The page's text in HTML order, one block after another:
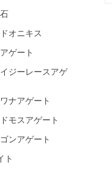
オニキス
ゲート
ジーレースアゲ
ナアゲート
モスアゲート
ゴンアゲート
ト